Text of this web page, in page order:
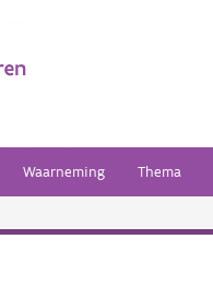
Waarneming Thema